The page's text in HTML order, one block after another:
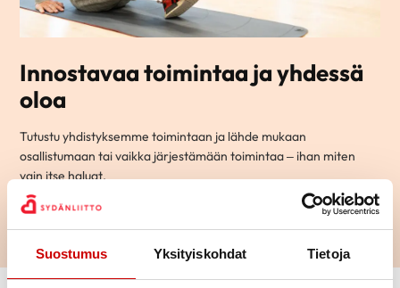
Suostumus Yksityiskohdat Tietoja
Innostavaa toimintaa ja yhdessä
oloa
Tutustu yhdistyksemme toimintaan ja lähde mukaan
osallistumaan tai vaikka järjestämään toimintaa – ihan miten
vain itse haluat.